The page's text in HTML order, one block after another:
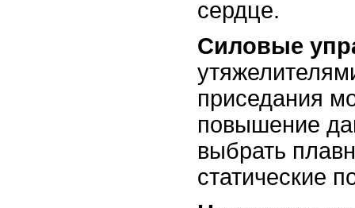
сердце.
Силовые
приседания
повышение
выбрать
статические